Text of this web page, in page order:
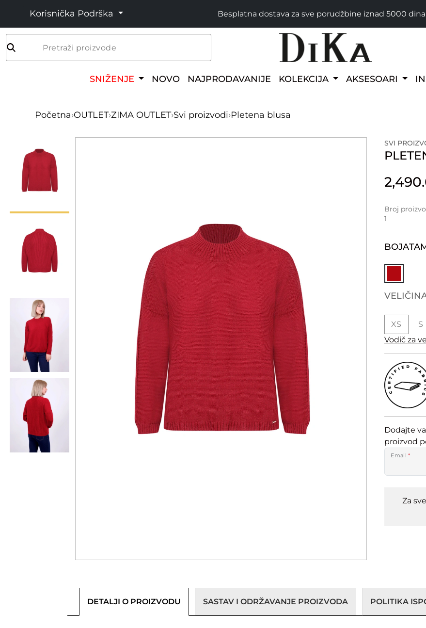
Korisnička Podrška Besplatna dostava za sve porudžbine iznad 5000
Pretraži proizvode
SNIŽENJE NOVO NAJPRODAVANIJE KOLEKCIJA AKSESOARI
Početna›OUTLET›ZIMA OUTLET›Svi proizvodi›Pletena blusa
SVI
Broj
1
BOJA
XS S
Vodič za
Dodajte
proizvod
Email *
Za
DETALJI O PROIZVODU SASTAV I ODRŽAVANJE PROIZVODA POLITIKA